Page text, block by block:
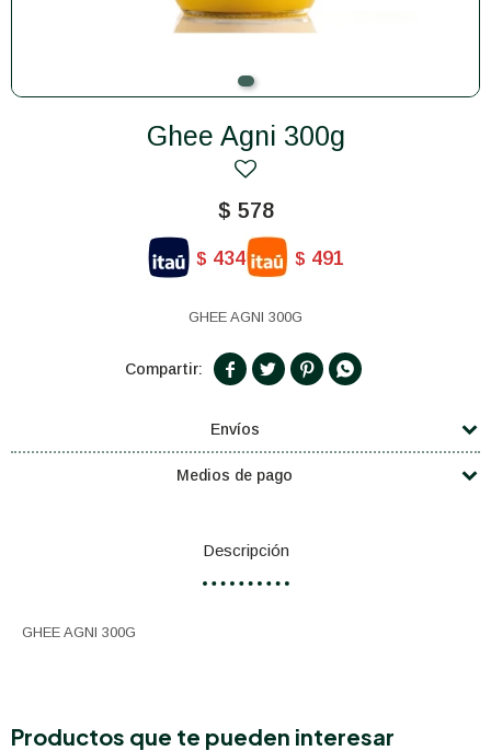
Ghee Agni 300g
$ 578
$ 434 $ 491
GHEE AGNI 300G
   
Envíos
Medios de pago
Descripción
GHEE AGNI 300G
Productos que te pueden interesar